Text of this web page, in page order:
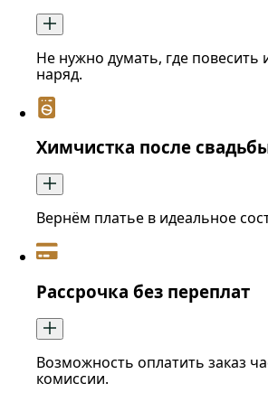
Не нужно думать, где повесить
наряд.
Химчистка после
Вернём платье в идеальное
Рассрочка без переплат
Возможность оплатить заказ
комиссии.